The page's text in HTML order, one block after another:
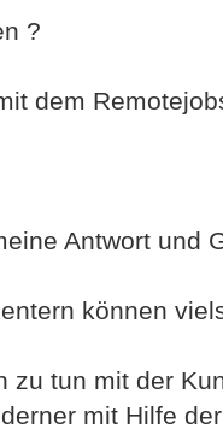
?
dem
Antwort und
können
zu tun mit der
mit Hilfe